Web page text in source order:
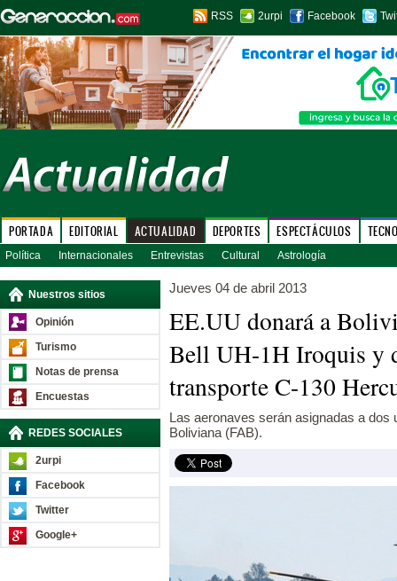
RSS 2urpi Facebook
PORTADA EDITORIAL ACTUALIDAD DEPORTES ESPECTÁCULOS
Política Internacionales Entrevistas Cultural Astrología
Nuestros sitios
Opinión
Turismo
Notas de prensa
Encuestas
REDES SOCIALES
2urpi
Facebook
Twitter
Google+
Jueves 04 de abril 2013
EE.UU donará a
Bell UH-1H Iroquis y
transporte C-130
Las aeronaves serán asignadas a dos
Boliviana (FAB).